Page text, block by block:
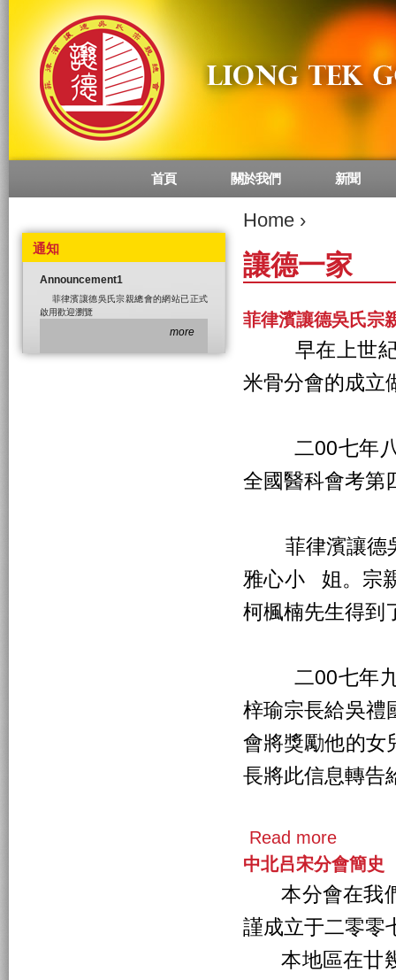
Home ›
讓德一家
菲律濱讓德吳氏宗
早在上世紀七
米骨分會的成立
二00七年八
全國醫科會考第
菲律濱讓德吳
雅心小 姐。宗
柯楓楠先生得到
二00七年九
梓瑜宗長給吳禮
會將獎勵他的女
長將此信息轉告
Read more
中北吕宋分會簡史
本分會在我們
謹成立于二零零
本地區在廿幾
首頁 關於我們 新聞
通知
Announcement1
菲律濱讓德吳氏宗親總會的網站已正式
啟用歡迎瀏覽
more